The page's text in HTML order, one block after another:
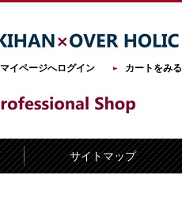
マイページへログイン カートをみる
サイトマップ